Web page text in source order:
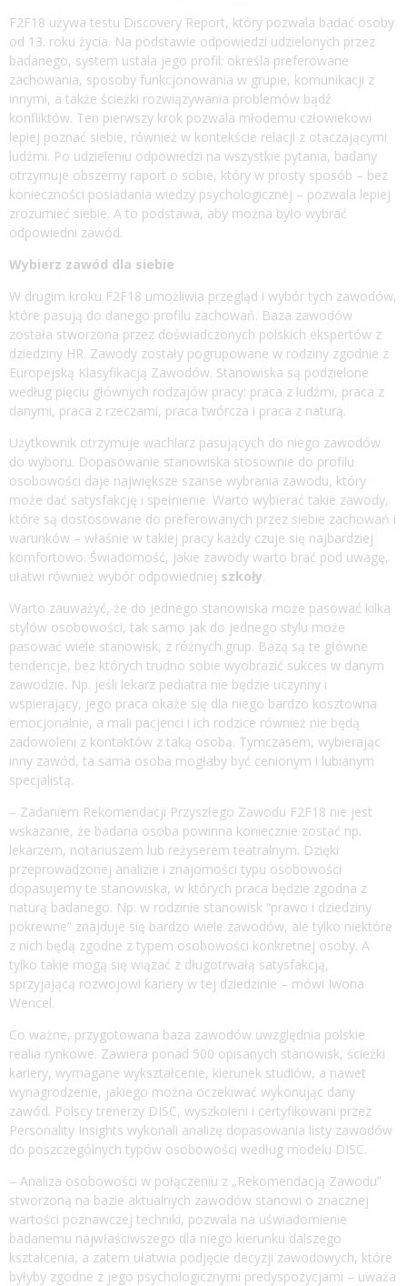
F2F18 używa testu Discovery Report, który pozwala badać osoby
od 13. roku życia. Na podstawie odpowiedzi udzielonych przez
badanego, system ustala jego profil: określa preferowane
zachowania, sposoby funkcjonowania w grupie, komunikacji z
innymi, a także ścieżki rozwiązywania problemów bądź
konfliktów. Ten pierwszy krok pozwala młodemu człowiekowi
lepiej poznać siebie, również w kontekście relacji z otaczającymi
ludźmi. Po udzieleniu odpowiedzi na wszystkie pytania, badany
otrzymuje obszerny raport o sobie, który w prosty sposób – bez
konieczności posiadania wiedzy psychologicznej – pozwala lepiej
zrozumieć siebie. A to podstawa, aby można było wybrać
odpowiedni zawód.
Wybierz zawód dla siebie
W drugim kroku F2F18 umożliwia przegląd i wybór tych zawodów,
które pasują do danego profilu zachowań. Baza zawodów
została stworzona przez doświadczonych polskich ekspertów z
dziedziny HR. Zawody zostały pogrupowane w rodziny zgodnie z
Europejską Klasyfikacją Zawodów. Stanowiska są podzielone
według pięciu głównych rodzajów pracy: praca z ludźmi, praca z
danymi, praca z rzeczami, praca twórcza i praca z naturą.
Użytkownik otrzymuje wachlarz pasujących do niego zawodów
do wyboru. Dopasowanie stanowiska stosownie do profilu
osobowości daje największe szanse wybrania zawodu, który
może dać satysfakcję i spełnienie. Warto wybierać takie zawody,
które są dostosowane do preferowanych przez siebie zachowań i
warunków – właśnie w takiej pracy każdy czuje się najbardziej
komfortowo. Świadomość, jakie zawody warto brać pod uwagę,
ułatwi również wybór odpowiedniej szkoły.
Warto zauważyć, że do jednego stanowiska może pasować kilka
stylów osobowości, tak samo jak do jednego stylu może
pasować wiele stanowisk, z różnych grup. Bazą są te główne
tendencje, bez których trudno sobie wyobrazić sukces w danym
zawodzie. Np. jeśli lekarz pediatra nie będzie uczynny i
wspierający, jego praca okaże się dla niego bardzo kosztowna
emocjonalnie, a mali pacjenci i ich rodzice również nie będą
zadowoleni z kontaktów z taką osobą. Tymczasem, wybierając
inny zawód, ta sama osoba mogłaby być cenionym i lubianym
specjalistą.
– Zadaniem Rekomendacji Przyszłego Zawodu F2F18 nie jest
wskazanie, że badana osoba powinna koniecznie zostać np.
lekarzem, notariuszem lub reżyserem teatralnym. Dzięki
przeprowadzonej analizie i znajomości typu osobowości
dopasujemy te stanowiska, w których praca będzie zgodna z
naturą badanego. Np. w rodzinie stanowisk “prawo i dziedziny
pokrewne” znajduje się bardzo wiele zawodów, ale tylko niektóre
z nich będą zgodne z typem osobowości konkretnej osoby. A
tylko takie mogą się wiązać z długotrwałą satysfakcją,
sprzyjającą rozwojowi kariery w tej dziedzinie – mówi Iwona
Wencel.
Co ważne, przygotowana baza zawodów uwzględnia polskie
realia rynkowe. Zawiera ponad 500 opisanych stanowisk, ścieżki
kariery, wymagane wykształcenie, kierunek studiów, a nawet
wynagrodzenie, jakiego można oczekiwać wykonując dany
zawód. Polscy trenerzy DISC, wyszkoleni i certyfikowani przez
Personality Insights wykonali analizę dopasowania listy zawodów
do poszczególnych typów osobowości według modelu DISC.
– Analiza osobowości w połączeniu z „Rekomendacją Zawodu”
stworzoną na bazie aktualnych zawodów stanowi o znacznej
wartości poznawczej techniki, pozwala na uświadomienie
badanemu najwłaściwszego dla niego kierunku dalszego
kształcenia, a zatem ułatwia podjęcie decyzji zawodowych, które
byłyby zgodne z jego psychologicznymi predyspozycjami – uważa